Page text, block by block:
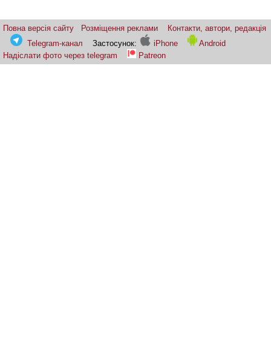
Повна версія сайту Розміщення реклами
Контакти, автори, редакція
Telegram-канал
Застосунок: iPhone
Android
Надіслати фото через telegram
Patreon